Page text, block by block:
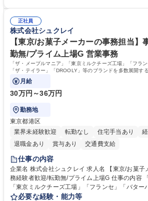
ール対応 ◆常駐先に向けた事業拡大の提案 など 募集職種 大阪|博報堂DY
グループ【CM・SNS広告の入稿サポート業務】9
ャリア・スキルUPを目指したい方 学歴・資格 学歴：大学院 大学 高専 短
大 専修学校 高校 語学力： 資格：
正社員
株式会社シュクレイ
【東京/お菓子メーカーの事務担当】
勤無/プライム上場G 営業事務
「ザ・メープルマニア」「東京ミルクチーズ工場」「フラ
「ザ・テイラー」「DROOLY」等のブランドを多数展開す
ブランド商品の事務業務をお任せいたします。
月給
30万円～36万円
勤務地
東京都港区
業界未経験歓迎
転勤なし 住宅手当あり
退職金あり
賞与あり 交通費支給
仕事の内容
企業名 株式会社シュクレイ 求人名 【東京/お菓子メーカーの事務担当】事
務経験者歓迎/転勤無/プライム上場G 仕事の内容 「ザ・メープルマニア」
「東京ミルクチーズ工場」「フランセ」「バタ
ー」「DROOLY」等のブランドを多数展開する当
必要な経験・能力等